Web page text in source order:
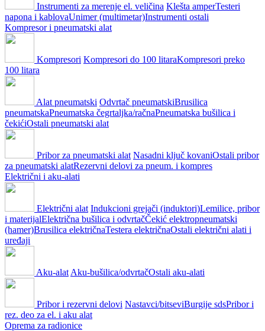
Instrumenti za merenje el. veličina Klešta amperTesteri
napona i kablovaUnimer (multimetar)Instrumenti ostali
Kompresor i pneumatski alat
Kompresori Kompresori do 100 litaraKompresori preko
100 litara
Alat pneumatski Odvrtač pneumatskiBrusilica
pneumatskaPneumatska čegrtaljka/račnaPneumatska bušilica i
čekićiOstali pneumatski alat
Pribor za pneumatski alat Nasadni ključ kovaniOstali pribor
za pneumatski alatRezervni delovi za pneum. i kompres
Električni i aku-alati
Električni alat Indukcioni grejači (induktori)Lemilice, pribor
i materijalElektrična bušilica i odvrtačČekić elektropneumatski
(hamer)Brusilica električnaTestera električnaOstali električni alati i
uređaji
Aku-alat Aku-bušilica/odvrtačOstali aku-alati
Pribor i rezervni delovi Nastavci/bitseviBurgije sdsPribor i
rez. deo za el. i aku alat
Oprema za radionice